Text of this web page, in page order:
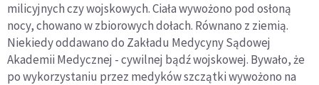
milicyjnych czy wojskowych. Ciała wywożono pod osłoną
nocy, chowano w zbiorowych dołach. Równano z ziemią.
Niekiedy oddawano do Zakładu Medycyny Sądowej
Akademii Medycznej - cywilnej bądź wojskowej. Bywało, że
po wykorzystaniu przez medyków szczątki wywożono na